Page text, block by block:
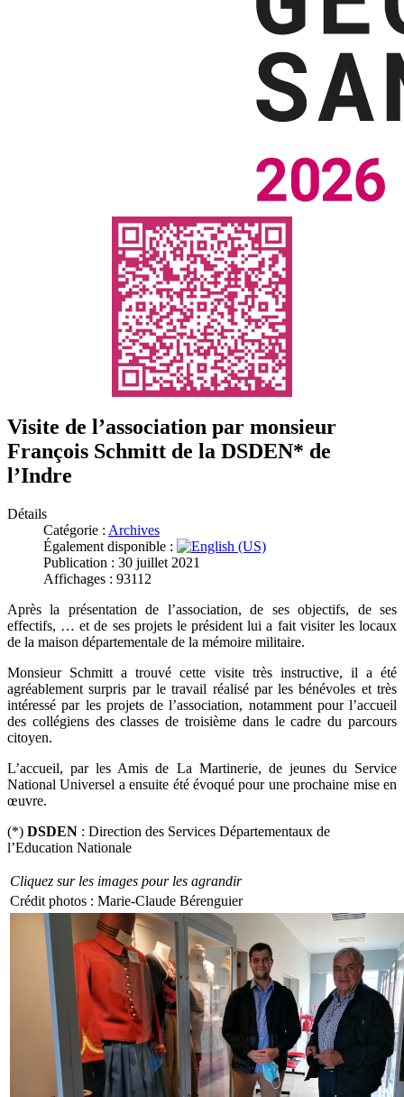
Visite de l’association par monsieur
François Schmitt de la DSDEN* de
l’Indre
Détails
Catégorie : Archives
Également disponible :
Publication : 30 juillet 2021
Affichages : 93112
Après la présentation de l’association, de ses objectifs, de ses
effectifs, … et de ses projets le président lui a fait visiter les locaux
de la maison départementale de la mémoire militaire.
Monsieur Schmitt a trouvé cette visite très instructive, il a été
agréablement surpris par le travail réalisé par les bénévoles et très
intéressé par les projets de l’association, notamment pour l’accueil
des collégiens des classes de troisième dans le cadre du parcours
citoyen.
L’accueil, par les Amis de La Martinerie, de jeunes du Service
National Universel a ensuite été évoqué pour une prochaine mise en
œuvre.
(*) DSDEN : Direction des Services Départementaux de
l’Education Nationale
Cliquez sur les images pour les agrandir
Crédit photos : Marie-Claude Bérenguier